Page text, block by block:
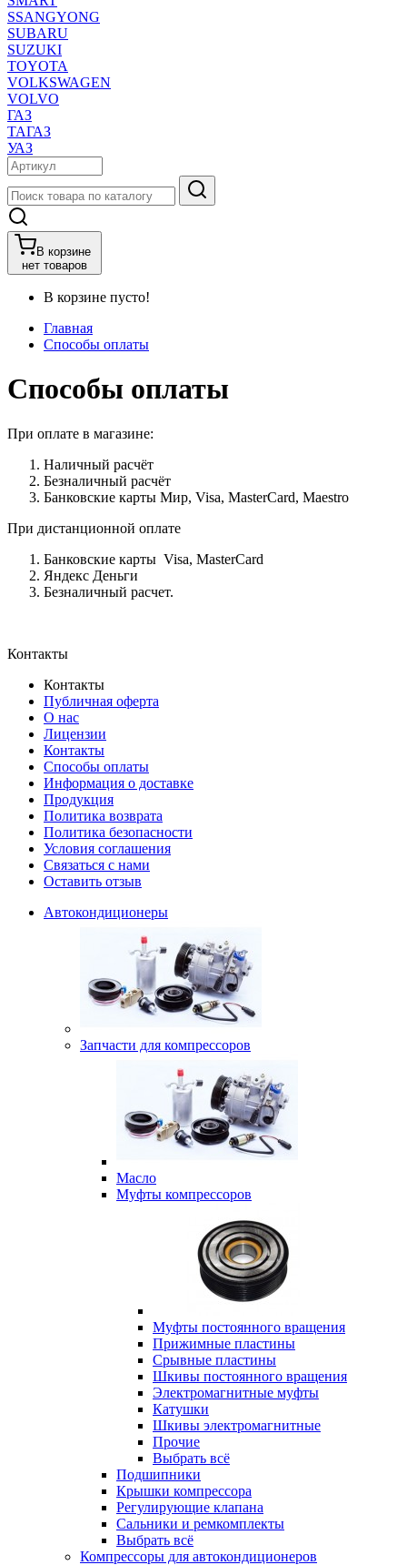
SSANGYONG
SUBARU
SUZUKI
TOYOTA
VOLKSWAGEN
VOLVO
ГАЗ
ТАГАЗ
УАЗ
В корзине
нет товаров
В корзине пусто!
Главная
Способы оплаты
Способы оплаты
При оплате в магазине:
Наличный расчёт
Безналичный расчёт
Банковские карты Мир, Visa, MasterCard, Maestro
При дистанционной оплате
Банковские карты Visa, MasterCard
Яндекс Деньги
Безналичный расчет.
Контакты
Контакты
Публичная оферта
О нас
Лицензии
Контакты
Способы оплаты
Информация о доставке
Продукция
Политика возврата
Политика безопасности
Условия соглашения
Связаться с нами
Оставить отзыв
Автокондиционеры
Запчасти для компрессоров
Масло
Муфты компрессоров
Муфты постоянного вращения
Прижимные пластины
Срывные пластины
Шкивы постоянного вращения
Электромагнитные муфты
Катушки
Шкивы электромагнитные
Прочие
Выбрать всё
Подшипники
Крышки компрессора
Регулирующие клапана
Сальники и ремкомплекты
Выбрать всё
Компрессоры для автокондиционеров